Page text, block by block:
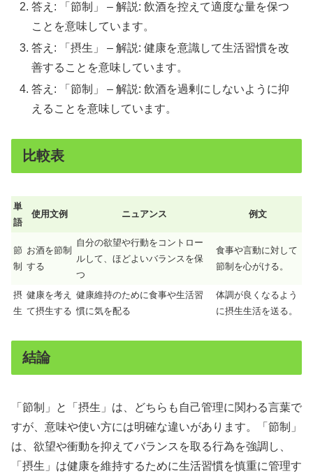
答え: 「節制」 – 解説: 飲酒を控えて適度な量を保つ
ことを意味しています。
答え: 「摂生」 – 解説: 健康を意識して生活習慣を改
善することを意味しています。
答え: 「節制」 – 解説: 飲酒を過剰にしないように抑
えることを意味しています。
比較表
単
語
使用文例 ニュアンス 例文
節
制
お酒を節制
する
自分の欲望や行動をコントロー
ルして、ほどよいバランスを保
つ
食事や言動に対して
節制を心がける。
摂
生
健康を考え
て摂生する
健康維持のために食事や生活習
慣に気を配る
体調が良くなるよう
に摂生生活を送る。
結論
「節制」と「摂生」は、どちらも自己管理に関わる言葉で
すが、意味や使い方には明確な違いがあります。「節制」
は、欲望や衝動を抑えてバランスを取る行為を強調し、
「摂生」は健康を維持するために生活習慣を慎重に管理す